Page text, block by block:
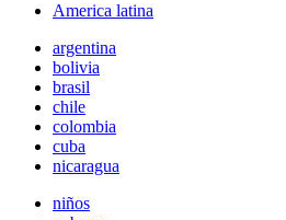
America latina
argentina
bolivia
brasil
chile
colombia
cuba
nicaragua
niños